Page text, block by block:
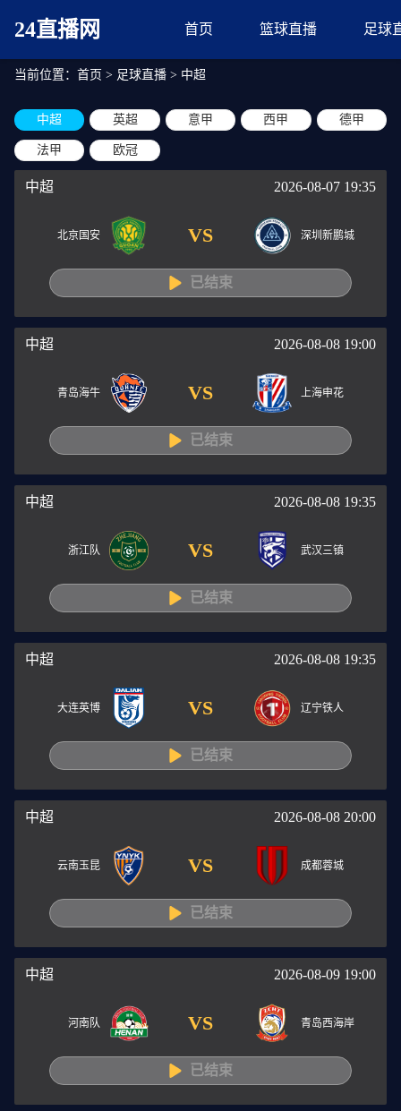
24直播网 首页 篮球直播 足球
当前位置： 首页 > 足球直播 > 中超
中超 英超 意甲 西甲 德甲
法甲 欧冠
中超 2026-08-07 19:35
北京国安 VS 深圳新鹏城
已结束
中超 2026-08-08 19:00
青岛海牛 VS 上海申花
已结束
中超 2026-08-08 19:35
浙江队 VS 武汉三镇
已结束
中超 2026-08-08 19:35
大连英博 VS 辽宁铁人
已结束
中超 2026-08-08 20:00
云南玉昆 VS 成都蓉城
已结束
中超 2026-08-09 19:00
河南队 VS 青岛西海岸
已结束